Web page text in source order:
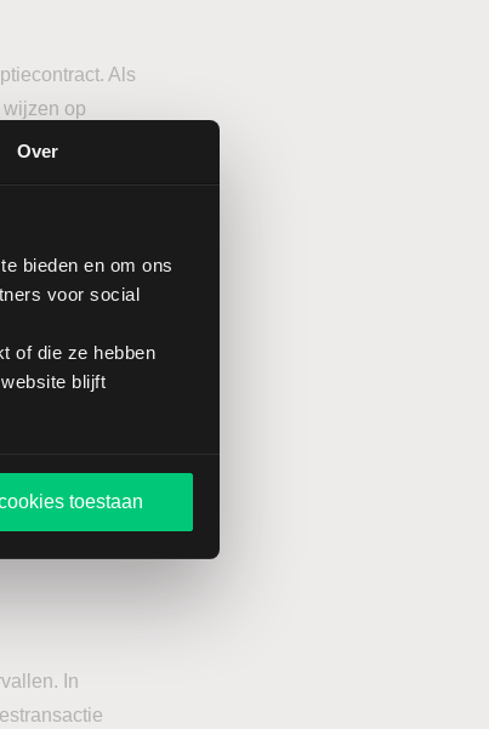
Over
bieden en om ons
voor social
of die ze hebben
blijft
toestaan
Als
op
van
de
loss
Dit kan
In